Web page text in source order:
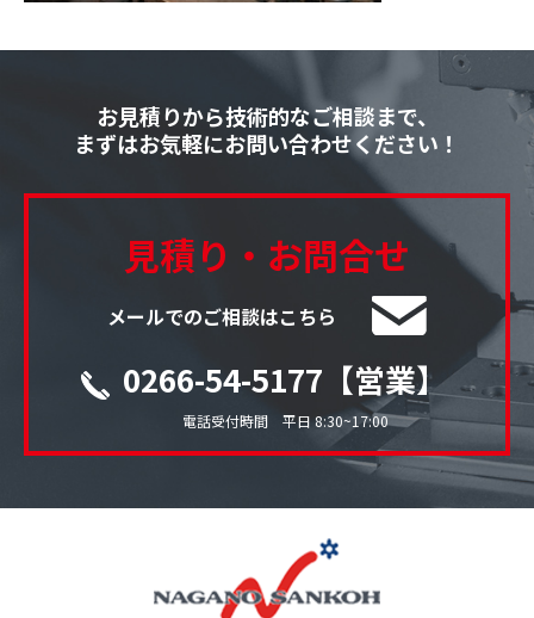
お見積りから技術的なご相談まで、
まずはお気軽にお問い合わせください！
見積り・お問合せ
メールでのご相談はこちら
0266-54-5177【営業】
電話受付時間 平日 8:30~17:00